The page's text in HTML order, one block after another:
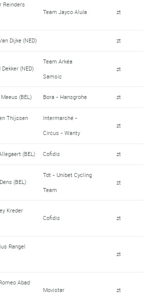
Reinders
Team Jayco Alula zt
Dijke (NED) zt
Dekker (NED)
Team Arkéa
Samsic
zt
(BEL) Bora - Hansgrohe zt
Thijssen
Intermarché -
Circus - Wanty
zt
(BEL) Cofidis zt
(BEL)
Tdt - Unibet Cycling
Team
zt
Kreder
Cofidis zt
Rangel
zt
Abad
Movistar zt